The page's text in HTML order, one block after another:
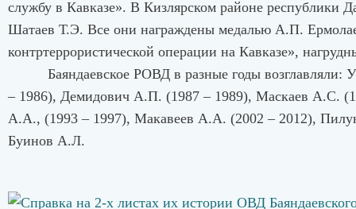
службу в Кавказе». В Кизлярском районе республики
Шатаев Т.Э. Все они награждены медалью А.П.
контртеррористической операции на Кавказе»,
Баяндаевское РОВД в разные годы возглавляли:
– 1986), Демидович А.П. (1987 – 1989), Маскаев А.С.
А.А., (1993 – 1997), Макавеев А.А. (2002 – 2012),
Буинов А.Л.